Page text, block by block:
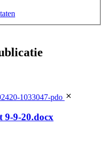
van strafbare feiten
benadeling (44)
of bedrijven en het
dan vertrouwelijk aan de
van bestuursorganen
(7)
1033047-pdo
9-9-20.docx